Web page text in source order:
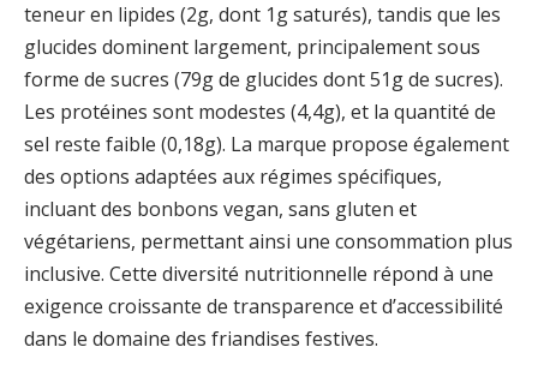
teneur en lipides (2g, dont 1g saturés), tandis que les
glucides dominent largement, principalement sous
forme de sucres (79g de glucides dont 51g de sucres).
Les protéines sont modestes (4,4g), et la quantité de
sel reste faible (0,18g). La marque propose également
des options adaptées aux régimes spécifiques,
incluant des bonbons vegan, sans gluten et
végétariens, permettant ainsi une consommation plus
inclusive. Cette diversité nutritionnelle répond à une
exigence croissante de transparence et d’accessibilité
dans le domaine des friandises festives.